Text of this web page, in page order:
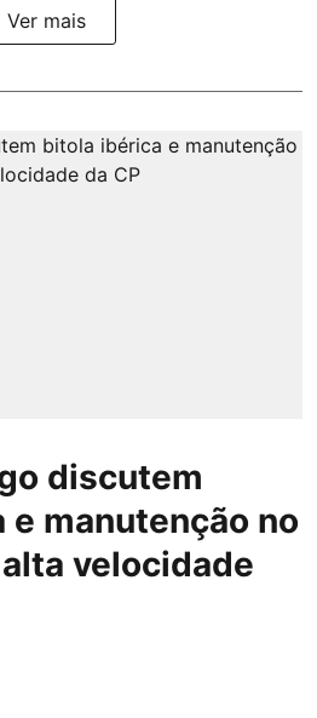
Ver mais
discutem
manutenção no
velocidade